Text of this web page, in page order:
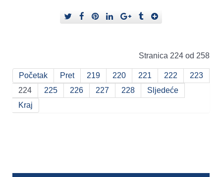
Stranica 224 od 258
Početak Pret 219 220 221 222
223
224
225 226 227 228
Sljedeće
Kraj